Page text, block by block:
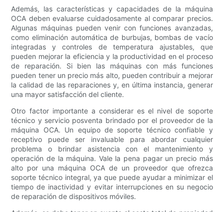
Además, las características y capacidades de la máquina
OCA deben evaluarse cuidadosamente al comparar precios.
Algunas máquinas pueden venir con funciones avanzadas,
como eliminación automática de burbujas, bombas de vacío
integradas y controles de temperatura ajustables, que
pueden mejorar la eficiencia y la productividad en el proceso
de reparación. Si bien las máquinas con más funciones
pueden tener un precio más alto, pueden contribuir a mejorar
la calidad de las reparaciones y, en última instancia, generar
una mayor satisfacción del cliente.
Otro factor importante a considerar es el nivel de soporte
técnico y servicio posventa brindado por el proveedor de la
máquina OCA. Un equipo de soporte técnico confiable y
receptivo puede ser invaluable para abordar cualquier
problema o brindar asistencia con el mantenimiento y
operación de la máquina. Vale la pena pagar un precio más
alto por una máquina OCA de un proveedor que ofrezca
soporte técnico integral, ya que puede ayudar a minimizar el
tiempo de inactividad y evitar interrupciones en su negocio
de reparación de dispositivos móviles.